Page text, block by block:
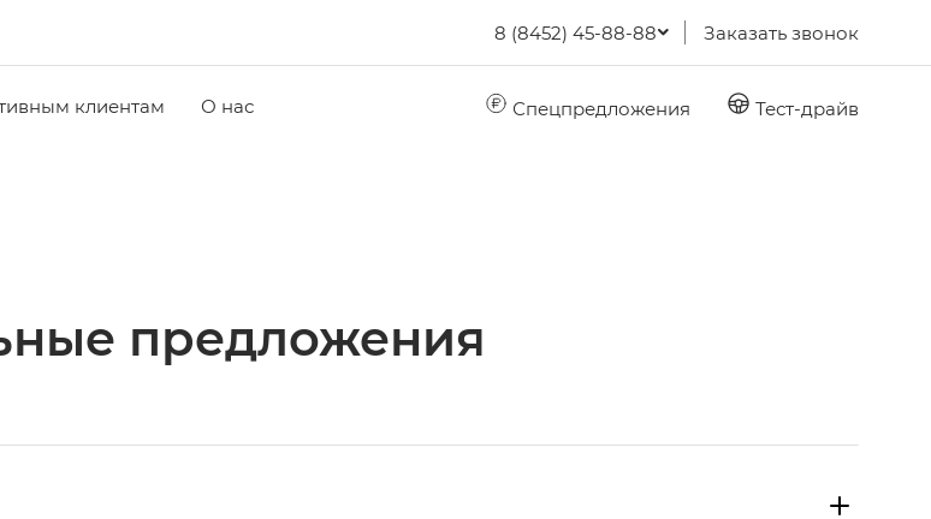
8 (8452) 45-88-88 Заказать звонок
клиентам О нас Спецпредложения Тест-драйв
предложения